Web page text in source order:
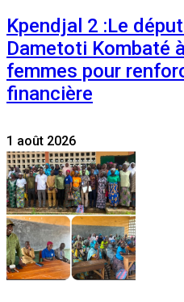
Kpendjal 2 :Le
Dametoti Kombaté
femmes pour
financière
1 août 2026